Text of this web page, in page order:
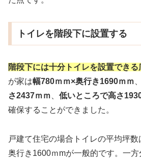
トイレを階段下に設置する
階段下には十分トイレを設置でき
が家は幅780ｍｍ×奥行き1690ｍｍ
さ2437ｍｍ
低いところで高さ
確保することができました。
戸建て住宅の場合トイレの平均坪
奥行き1600ｍmが一般的です。一方